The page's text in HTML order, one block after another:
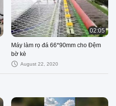
02:05
Máy làm rọ đá 66*90mm cho Đệm
bờ kè
August 22, 2020